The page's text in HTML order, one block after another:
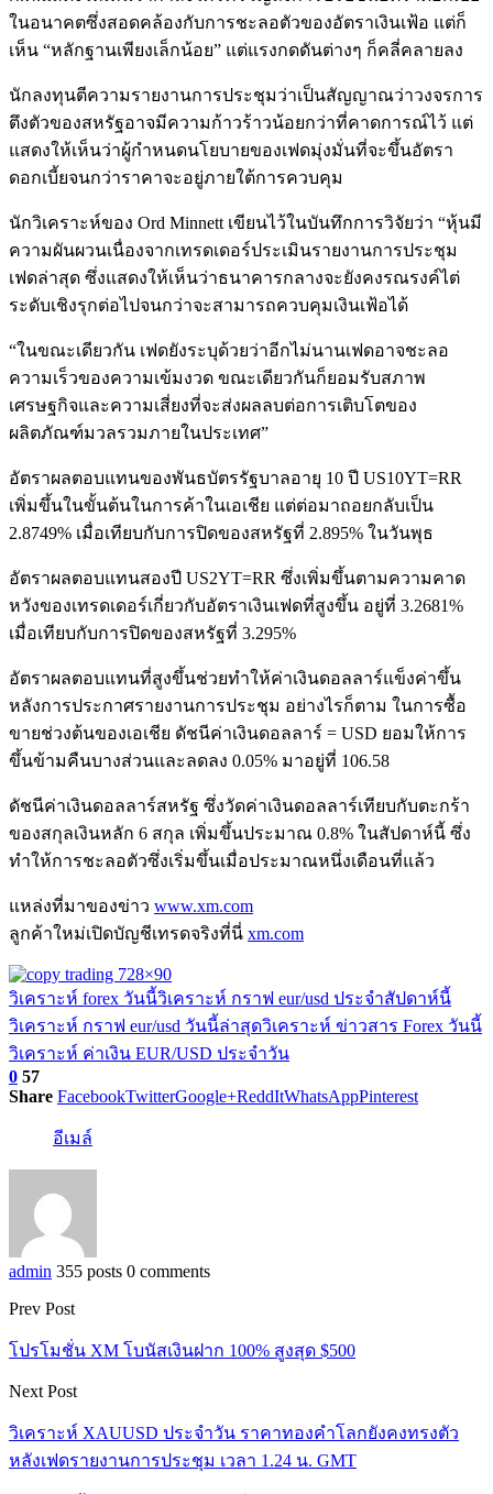
ในอนาคตซึ่งสอดคล้องกับการชะลอตัวของอัตราเงินเฟ้อ แต่ก็
เห็น “หลักฐานเพียงเล็กน้อย” แต่แรงกดดันต่างๆ ก็คลี่คลายลง
นักลงทุนตีความรายงานการประชุมว่าเป็นสัญญาณว่าวงจรการ
ตึงตัวของสหรัฐอาจมีความก้าวร้าวน้อยกว่าที่คาดการณ์ไว้ แต่
แสดงให้เห็นว่าผู้กำหนดนโยบายของเฟดมุ่งมั่นที่จะขึ้นอัตรา
ดอกเบี้ยจนกว่าราคาจะอยู่ภายใต้การควบคุม
นักวิเคราะห์ของ Ord Minnett เขียนไว้ในบันทึกการวิจัยว่า “หุ้นมี
ความผันผวนเนื่องจากเทรดเดอร์ประเมินรายงานการประชุม
เฟดล่าสุด ซึ่งแสดงให้เห็นว่าธนาคารกลางจะยังคงรณรงค์ไต่
ระดับเชิงรุกต่อไปจนกว่าจะสามารถควบคุมเงินเฟ้อได้
“ในขณะเดียวกัน เฟดยังระบุด้วยว่าอีกไม่นานเฟดอาจชะลอ
ความเร็วของความเข้มงวด ขณะเดียวกันก็ยอมรับสภาพ
เศรษฐกิจและความเสี่ยงที่จะส่งผลลบต่อการเติบโตของ
ผลิตภัณฑ์มวลรวมภายในประเทศ”
อัตราผลตอบแทนของพันธบัตรรัฐบาลอายุ 10 ปี US10YT=RR
เพิ่มขึ้นในขั้นต้นในการค้าในเอเชีย แต่ต่อมาถอยกลับเป็น
2.8749% เมื่อเทียบกับการปิดของสหรัฐที่ 2.895% ในวันพุธ
อัตราผลตอบแทนสองปี US2YT=RR ซึ่งเพิ่มขึ้นตามความคาด
หวังของเทรดเดอร์เกี่ยวกับอัตราเงินเฟดที่สูงขึ้น อยู่ที่ 3.2681%
เมื่อเทียบกับการปิดของสหรัฐที่ 3.295%
อัตราผลตอบแทนที่สูงขึ้นช่วยทำให้ค่าเงินดอลลาร์แข็งค่าขึ้น
หลังการประกาศรายงานการประชุม อย่างไรก็ตาม ในการซื้อ
ขายช่วงต้นของเอเชีย ดัชนีค่าเงินดอลลาร์ = USD ยอมให้การ
ขึ้นข้ามคืนบางส่วนและลดลง 0.05% มาอยู่ที่ 106.58
ดัชนีค่าเงินดอลลาร์สหรัฐ ซึ่งวัดค่าเงินดอลลาร์เทียบกับตะกร้า
ของสกุลเงินหลัก 6 สกุล เพิ่มขึ้นประมาณ 0.8% ในสัปดาห์นี้ ซึ่ง
ทำให้การชะลอตัวซึ่งเริ่มขึ้นเมื่อประมาณหนึ่งเดือนที่แล้ว
แหล่งที่มาของข่าว www.xm.com
ลูกค้าใหม่เปิดบัญชีเทรดจริงที่นี่ xm.com
วิเคราะห์ forex วันนี้วิเคราะห์ กราฟ eur/usd ประจำสัปดาห์นี้
วิเคราะห์ กราฟ eur/usd วันนี้ล่าสุดวิเคราะห์ ข่าวสาร Forex วันนี้
วิเคราะห์ ค่าเงิน EUR/USD ประจำวัน
0 57
Share FacebookTwitterGoogle+ReddItWhatsAppPinterest
อีเมล์
admin 355 posts 0 comments
Prev Post
โปรโมชั่น XM โบนัสเงินฝาก 100% สูงสุด $500
Next Post
วิเคราะห์ XAUUSD ประจำวัน ราคาทองคำโลกยังคงทรงตัว
หลังเฟดรายงานการประชุม เวลา 1.24 น. GMT